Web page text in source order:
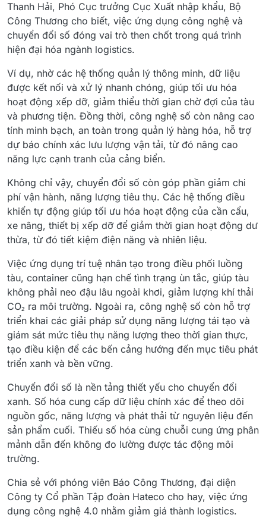
Thanh Hải, Phó Cục trưởng Cục Xuất nhập khẩu, Bộ
Công Thương cho biết, việc ứng dụng công nghệ và
chuyển đổi số đóng vai trò then chốt trong quá trình
hiện đại hóa ngành logistics.
Ví dụ, nhờ các hệ thống quản lý thông minh, dữ liệu
được kết nối và xử lý nhanh chóng, giúp tối ưu hóa
hoạt động xếp dỡ, giảm thiểu thời gian chờ đợi của tàu
và phương tiện. Đồng thời, công nghệ số còn nâng cao
tính minh bạch, an toàn trong quản lý hàng hóa, hỗ trợ
dự báo chính xác lưu lượng vận tải, từ đó nâng cao
năng lực cạnh tranh của cảng biển.
Không chỉ vậy, chuyển đổi số còn góp phần giảm chi
phí vận hành, năng lượng tiêu thụ. Các hệ thống điều
khiển tự động giúp tối ưu hóa hoạt động của cần cẩu,
xe nâng, thiết bị xếp dỡ để giảm thời gian hoạt động dư
thừa, từ đó tiết kiệm điện năng và nhiên liệu.
Việc ứng dụng trí tuệ nhân tạo trong điều phối luồng
tàu, container cũng hạn chế tình trạng ùn tắc, giúp tàu
không phải neo đậu lâu ngoài khơi, giảm lượng khí thải
CO₂ ra môi trường. Ngoài ra, công nghệ số còn hỗ trợ
triển khai các giải pháp sử dụng năng lượng tái tạo và
giám sát mức tiêu thụ năng lượng theo thời gian thực,
tạo điều kiện để các bến cảng hướng đến mục tiêu phát
triển xanh và bền vững.
Chuyển đổi số là nền tảng thiết yếu cho chuyển đổi
xanh. Số hóa cung cấp dữ liệu chính xác để theo dõi
nguồn gốc, năng lượng và phát thải từ nguyên liệu đến
sản phẩm cuối. Thiếu số hóa cùng chuỗi cung ứng phân
mảnh dẫn đến không đo lường được tác động môi
trường.
Chia sẻ với phóng viên Báo Công Thương, đại diện
Công ty Cổ phần Tập đoàn Hateco cho hay, việc ứng
dụng công nghệ 4.0 nhằm giảm giá thành logistics.